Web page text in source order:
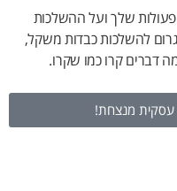
שלך ועל ההשלכות
להשלכות כבדות משקל,
דברים קרו כמו שקרו.
עסקית מנצחת!